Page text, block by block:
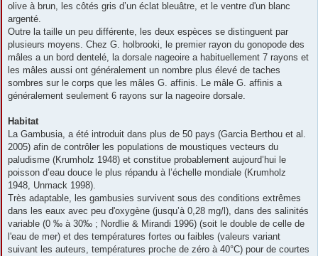
olive à brun, les côtés gris d’un éclat bleuâtre, et le ventre d'un blanc
argenté.
Outre la taille un peu différente, les deux espèces se distinguent par
plusieurs moyens. Chez G. holbrooki, le premier rayon du gonopode des
mâles a un bord dentelé, la dorsale nageoire a habituellement 7 rayons et
les mâles aussi ont généralement un nombre plus élevé de taches
sombres sur le corps que les mâles G. affinis. Le mâle G. affinis a
généralement seulement 6 rayons sur la nageoire dorsale.
Habitat
La Gambusia, a été introduit dans plus de 50 pays (Garcia Berthou et al.
2005) afin de contrôler les populations de moustiques vecteurs du
paludisme (Krumholz 1948) et constitue probablement aujourd’hui le
poisson d’eau douce le plus répandu à l’échelle mondiale (Krumholz
1948, Unmack 1998).
Très adaptable, les gambusies survivent sous des conditions extrêmes
dans les eaux avec peu d'oxygène (jusqu’à 0,28 mg/l), dans des salinités
variable (0 ‰ à 30‰ ; Nordlie & Mirandi 1996) (soit le double de celle de
l'eau de mer) et des températures fortes ou faibles (valeurs variant
suivant les auteurs, températures proche de zéro à 40°C) pour de courtes